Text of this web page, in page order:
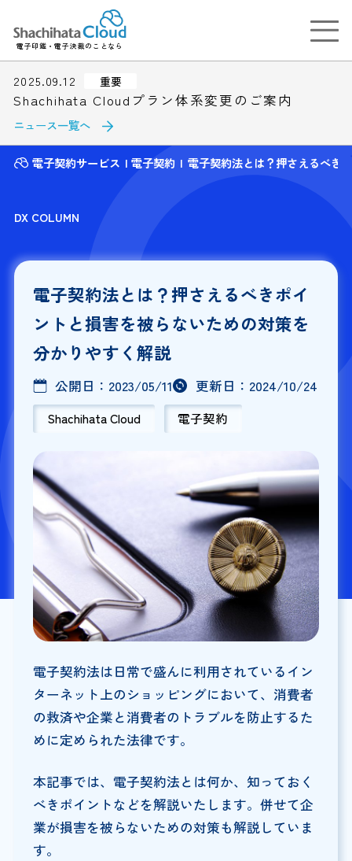
電子印鑑・電子決裁のことなら
2025.09.12 重要
Shachihata Cloudプラン体系変更のご案内
ニュース一覧へ
電子契約サービス 電子契約 電子契約法とは？押さえるべき
DX COLUMN
電子契約法とは？押さえるべきポイ
ントと損害を被らないための対策を
分かりやすく解説
公開日： 2023/05/11 更新日： 2024/10/24
Shachihata Cloud 電子契約
電子契約法は日常で盛んに利用されているイン
ターネット上のショッピングにおいて、消費者
の救済や企業と消費者のトラブルを防止するた
めに定められた法律です。
本記事では、電子契約法とは何か、知っておく
べきポイントなどを解説いたします。併せて企
業が損害を被らないための対策も解説していま
す。